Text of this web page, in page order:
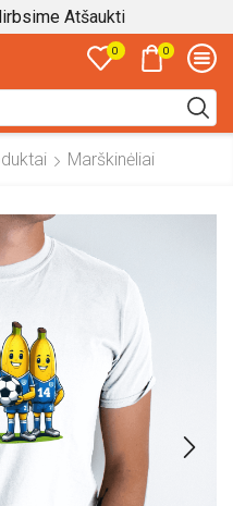
Atšaukti
0 0
Marškinėliai